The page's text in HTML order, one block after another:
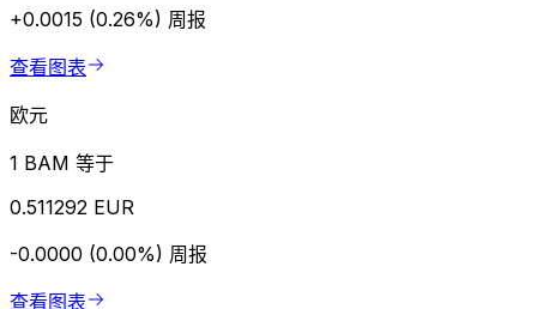
+0.0015 (0.26%) 周报
查看图表
欧元
1 BAM 等于
0.511292 EUR
-0.0000 (0.00%) 周报
查看图表